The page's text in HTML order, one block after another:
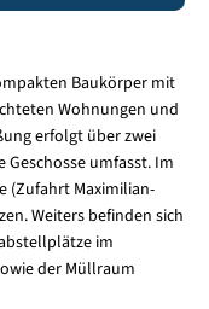
Baukörper mit
Wohnungen und
erfolgt über zwei
umfasst. Im
(Zufahrt Maximilian-
Weiters befinden sich
im
der Müllraum